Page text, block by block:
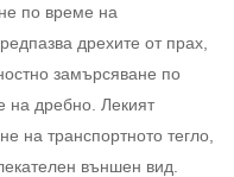
по време на
дрехите от прах,
замърсяване по
на дребно. Лекият
на транспортното тегло,
външен вид.